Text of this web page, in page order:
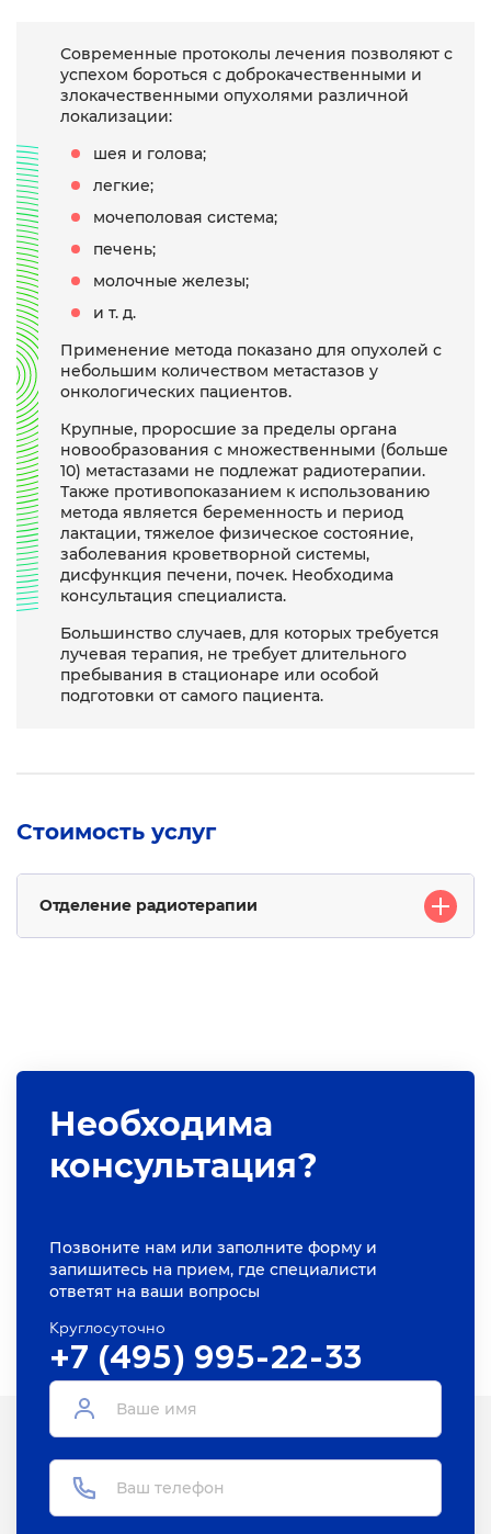
Современные протоколы лечения позволяют с
успехом бороться с доброкачественными и
злокачественными опухолями различной
локализации:
шея и голова;
легкие;
мочеполовая система;
печень;
молочные железы;
и т. д.
Применение метода показано для опухолей с
небольшим количеством метастазов у
онкологических пациентов.
Крупные, проросшие за пределы органа
новообразования с множественными (больше
10) метастазами не подлежат радиотерапии.
Также противопоказанием к использованию
метода является беременность и период
лактации, тяжелое физическое состояние,
заболевания кроветворной системы,
дисфункция печени, почек. Необходима
консультация специалиста.
Большинство случаев, для которых требуется
лучевая терапия, не требует длительного
пребывания в стационаре или особой
подготовки от самого пациента.
Стоимость услуг
Отделение радиотерапии
Необходима
консультация?
Позвоните нам или заполните форму и
запишитесь на прием, где специалисти
ответят на ваши вопросы
Круглосуточно
+7 (495) 995-22-33